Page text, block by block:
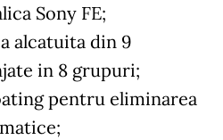
Sony FE;
alcatuita din 9
in 8 grupuri;
pentru eliminarea